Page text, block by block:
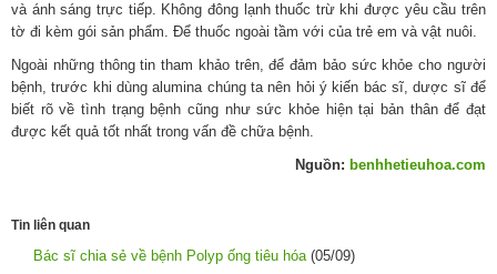
và ánh sáng trực tiếp. Không đông lạnh thuốc trừ khi được yêu cầu trên
tờ đi kèm gói sản phẩm. Để thuốc ngoài tầm với của trẻ em và vật nuôi.
Ngoài những thông tin tham khảo trên, để đảm bảo sức khỏe cho người
bệnh, trước khi dùng alumina chúng ta nên hỏi ý kiến bác sĩ, dược sĩ để
biết rõ về tình trạng bệnh cũng như sức khỏe hiện tại bản thân để đạt
được kết quả tốt nhất trong vấn đề chữa bệnh.
Nguồn: benhhetieuhoa.com
Tin liên quan
Bác sĩ chia sẻ về bệnh Polyp ống tiêu hóa (05/09)